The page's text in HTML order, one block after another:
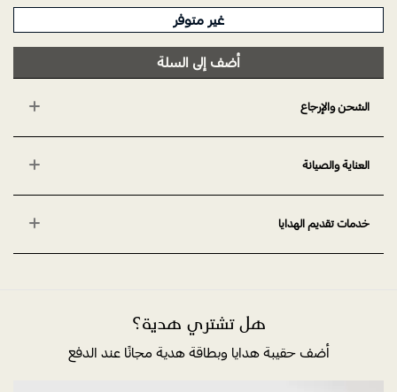
غير متوفر
أضف إلى السلة
الشحن والإرجاع
العناية والصيانة
خدمات تقديم الهدايا
هل تشتري هدية؟
أضف حقيبة هدايا وبطاقة هدية مجانًا عند الدفع